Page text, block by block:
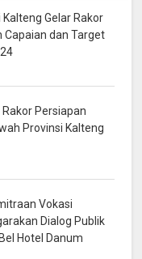
Kalteng Gelar Rakor
Capaian dan Target
Persiapan
Provinsi Kalteng
Vokasi
Dialog Publik
Hotel Danum